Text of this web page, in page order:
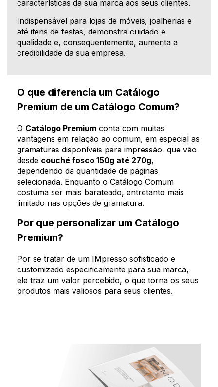
características da sua marca aos seus clientes.
Indispensável para lojas de móveis, joalherias e
até itens de festas, demonstra cuidado e
qualidade e, consequentemente, aumenta a
credibilidade da sua empresa.
O que diferencia um Catálogo
Premium de um Catálogo Comum?
O Catálogo Premium conta com muitas
vantagens em relação ao comum, em especial as
gramaturas disponíveis para impressão, que vão
desde couché fosco 150g até 270g,
dependendo da quantidade de páginas
selecionada. Enquanto o Catálogo Comum
costuma ser mais barateado, entretanto mais
limitado nas opções de gramatura.
Por que personalizar um Catálogo
Premium?
Por se tratar de um IMpresso sofisticado e
customizado especificamente para sua marca,
ele traz um valor percebido, o que torna os seus
produtos mais valiosos para seus clientes.